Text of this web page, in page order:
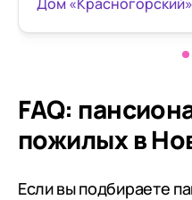
Хорошая еда, внутри
красиво. За обедом
песни) каждый день
видео отчёт. Моя
довольна
FAQ:
пожилых в
Если вы подбираете